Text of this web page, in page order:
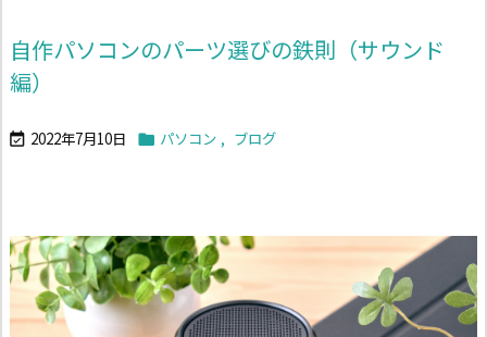
自作パソコンのパーツ選びの鉄則（サウンド
編）
 2022年7月10日  パソコン , ブログ